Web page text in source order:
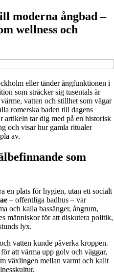
moderna ångbad –
wellness och
eller tänder ångfunktionen i
som sträcker sig tusentals år
vatten och stillhet som vägar
romerska baden till dagens
artikeln tar dig med på en historisk
och visar hur gamla ritualer
av.
som
en plats för hygien, utan ett socialt
– offentliga badhus – var
och kalla bassänger, ångrum,
människor för att diskutera politik,
lyx.
vatten kunde påverka kroppen.
att värma upp golv och väggar,
växlingen mellan varmt och kallt